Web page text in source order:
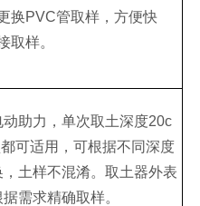
换PVC管取样，方便快
取样。
助力，单次取土深度20c
可适用，可根据不同深度
土样不混淆。取土器外表
需求精确取样。